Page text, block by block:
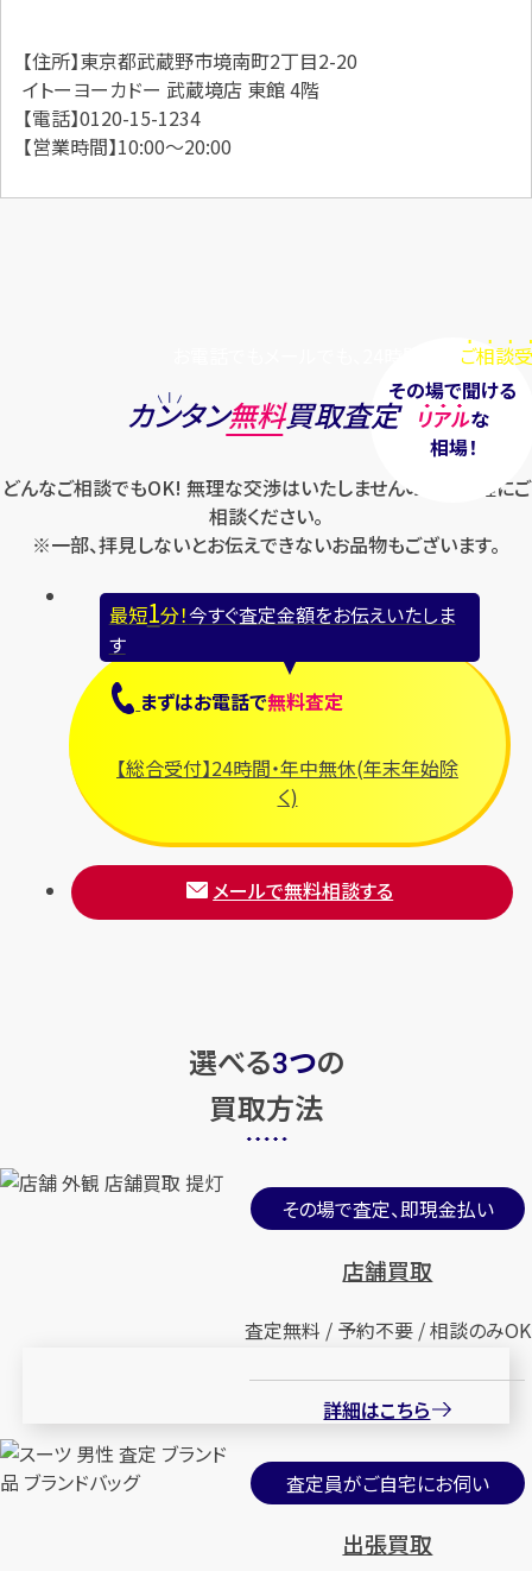
【住所】東京都武蔵野市境南町2丁目2-20
イトーヨーカドー 武蔵境店 東館 4階
【電話】0120-15-1234
【営業時間】10:00～20:00
ご相談
その場で聞ける
リアルな
相場！
カンタン無料買取査定
どんなご相談でもOK! 無理な交渉はいたしませんのでお気軽にご
相談ください。
※一部、拝見しないとお伝えできないお品物もございます。
最短1分！今すぐ査定金額をお伝えいたしま
す
まずはお電話で無料査定
【総合受付】24時間・年中無休(年末年始除
く)
メールで無料相談する
選べる3つの
買取方法
その場で査定、即現金払い
店舗買取
査定無料 / 予約不要 / 相談のみOK
詳細はこちら
査定員がご自宅にお伺い
出張買取